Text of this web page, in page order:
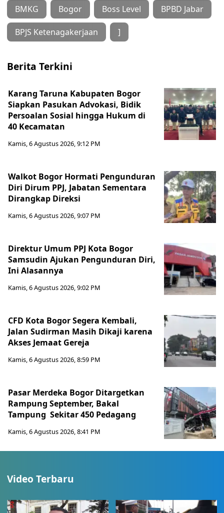
BMKG Bogor Boss Level BPBD Jabar
BPJS Ketenagakerjaan ]
Berita Terkini
Karang Taruna Kabupaten Bogor
Siapkan Pasukan Advokasi, Bidik
Persoalan Sosial hingga Hukum di
40 Kecamatan
Kamis, 6 Agustus 2026, 9:12 PM
Walkot Bogor Hormati Pengunduran
Diri Dirum PPJ, Jabatan Sementara
Dirangkap Direksi
Kamis, 6 Agustus 2026, 9:07 PM
Direktur Umum PPJ Kota Bogor
Samsudin Ajukan Pengunduran Diri,
Ini Alasannya
Kamis, 6 Agustus 2026, 9:02 PM
CFD Kota Bogor Segera Kembali,
Jalan Sudirman Masih Dikaji karena
Akses Jemaat Gereja
Kamis, 6 Agustus 2026, 8:59 PM
Pasar Merdeka Bogor Ditargetkan
Rampung September, Bakal
Tampung Sekitar 450 Pedagang
Kamis, 6 Agustus 2026, 8:41 PM
Video Terbaru